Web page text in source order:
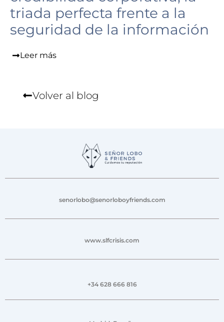
triada perfecta frente a la
seguridad de la información
Leer más
Volver al blog
senorlobo@senorloboyfriends.com
www.slfcrisis.com
+34 628 666 816